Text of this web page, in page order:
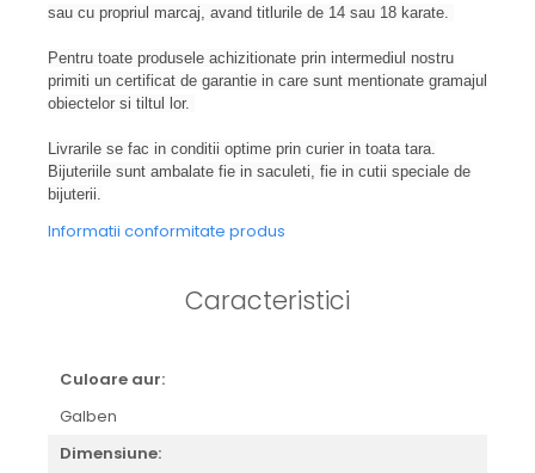
sau cu propriul marcaj, avand titlurile de 14 sau 18 karate.
Pentru toate produsele achizitionate prin intermediul nostru
primiti un certificat de garantie in care sunt mentionate gramajul
obiectelor si tiltul lor.
Livrarile se fac in conditii optime prin curier in toata tara.
Bijuteriile sunt ambalate fie in saculeti, fie in cutii speciale de
bijuterii.
Informatii conformitate produs
Caracteristici
Culoare aur:
Galben
Dimensiune: